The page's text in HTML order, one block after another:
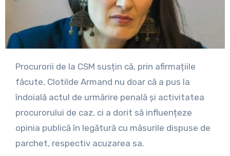
Procurorii de la CSM susțin că, prin afirmațiile
făcute, Clotilde Armand nu doar că a pus la
îndoială actul de urmărire penală și activitatea
procurorului de caz, ci a dorit să influențeze
opinia publică în legătură cu măsurile dispuse de
parchet, respectiv acuzarea sa.